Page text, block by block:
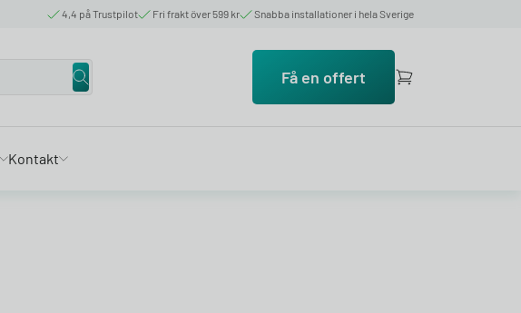
4,4 på Trustpilot Fri frakt över 599 kr Snabba installationer i hela Sverige
Få en offert
Kontakt